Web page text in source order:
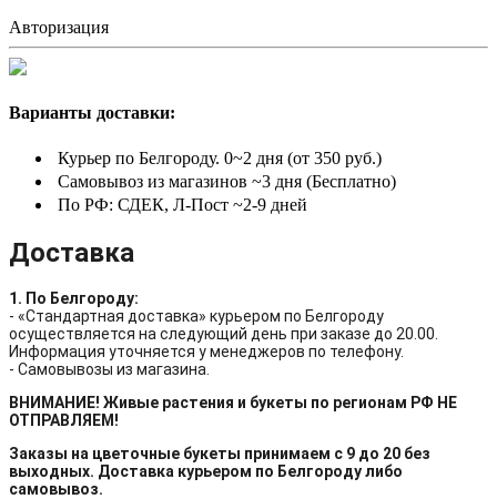
Авторизация
Варианты доставки:
Курьер по Белгороду. 0~2 дня (от 350 руб.)
Самовывоз из магазинов ~3 дня (Бесплатно)
По РФ: СДЕК, Л-Пост ~2-9 дней
Доставка
1. По Белгороду:
- «Стандартная доставка» курьером по Белгороду
осуществляется на следующий день при заказе до 20.00.
Информация уточняется у менеджеров по телефону.
- Самовывозы из магазина.
ВНИМАНИЕ! Живые растения и букеты по регионам РФ НЕ
ОТПРАВЛЯЕМ!
Заказы на цветочные букеты принимаем с 9 до 20 без
выходных. Доставка курьером по Белгороду либо
самовывоз.